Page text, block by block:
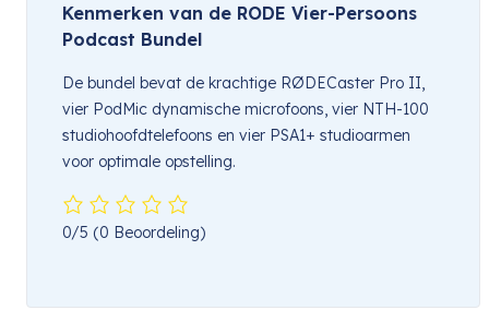
Kenmerken van de RODE Vier-Persoons
Podcast Bundel
De bundel bevat de krachtige RØDECaster Pro II,
vier PodMic dynamische microfoons, vier NTH-100
studiohoofdtelefoons en vier PSA1+ studioarmen
voor optimale opstelling.
0/5 (0 Beoordeling)